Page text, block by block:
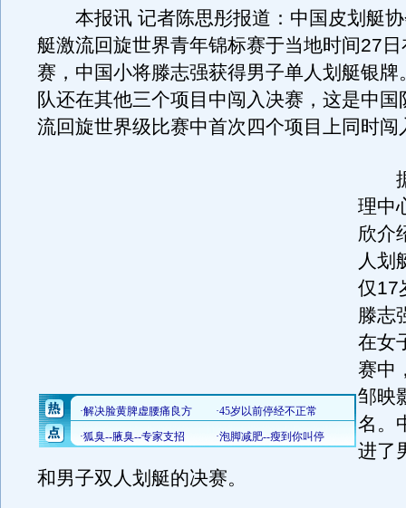
本报讯 记者陈思彤报道：中国皮划艇协
艇激流回旋世界青年锦标赛于当地时间27
赛，中国小将滕志强获得男子单人划艇银牌
队还在其他三个项目中闯入决赛，这是中国
流回旋世界级比赛中首次四个项目上同时闯
据
理中
欣介
人划
仅17
滕志
在女
赛中
邹映
名。
进了
和男子双人划艇的决赛。